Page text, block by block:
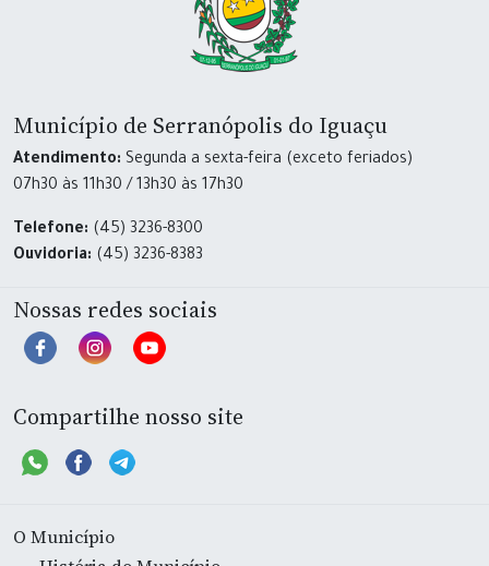
Município de Serranópolis do Iguaçu
Atendimento: Segunda a sexta-feira (exceto feriados)
07h30 às 11h30 / 13h30 às 17h30
Telefone: (45) 3236-8300
Ouvidoria: (45) 3236-8383
Nossas redes sociais
Compartilhe nosso site
O Município